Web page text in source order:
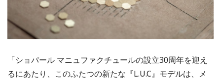
「ショパール マニュファクチュールの設立30周年を迎え
るにあたり、このふたつの新たな『L.U.C』モデルは、メ